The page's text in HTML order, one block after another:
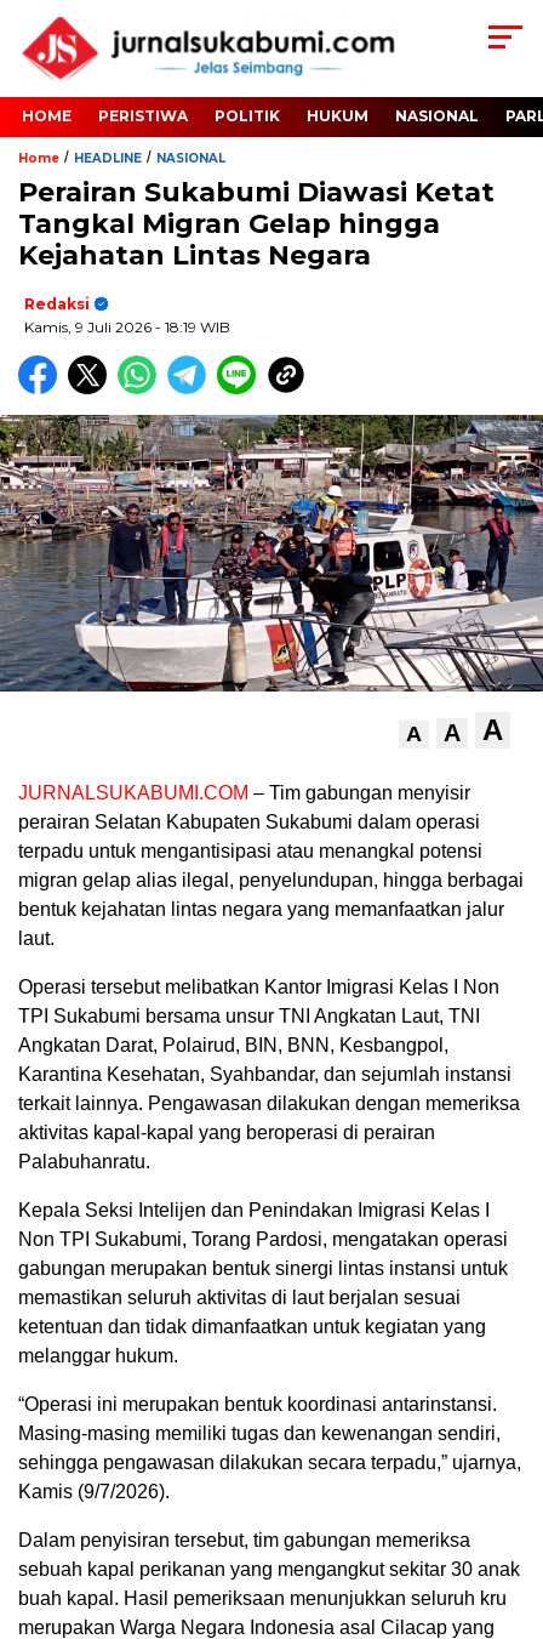
HOME PERISTIWA POLITIK HUKUM NASIONAL
Home / HEADLINE / NASIONAL
Perairan Sukabumi Diawasi Ketat
Tangkal Migran Gelap hingga
Kejahatan Lintas Negara
Redaksi
Kamis, 9 Juli 2026 - 18:19 WIB
A A A
JURNALSUKABUMI.COM – Tim gabungan menyisir
perairan Selatan Kabupaten Sukabumi dalam operasi
terpadu untuk mengantisipasi atau menangkal potensi
migran gelap alias ilegal, penyelundupan, hingga berbagai
bentuk kejahatan lintas negara yang memanfaatkan jalur
laut.
Operasi tersebut melibatkan Kantor Imigrasi Kelas I Non
TPI Sukabumi bersama unsur TNI Angkatan Laut, TNI
Angkatan Darat, Polairud, BIN, BNN, Kesbangpol,
Karantina Kesehatan, Syahbandar, dan sejumlah instansi
terkait lainnya. Pengawasan dilakukan dengan memeriksa
aktivitas kapal-kapal yang beroperasi di perairan
Palabuhanratu.
Kepala Seksi Intelijen dan Penindakan Imigrasi Kelas I
Non TPI Sukabumi, Torang Pardosi, mengatakan operasi
gabungan merupakan bentuk sinergi lintas instansi untuk
memastikan seluruh aktivitas di laut berjalan sesuai
ketentuan dan tidak dimanfaatkan untuk kegiatan yang
melanggar hukum.
“Operasi ini merupakan bentuk koordinasi antarinstansi.
Masing-masing memiliki tugas dan kewenangan sendiri,
sehingga pengawasan dilakukan secara terpadu,” ujarnya,
Kamis (9/7/2026).
Dalam penyisiran tersebut, tim gabungan memeriksa
sebuah kapal perikanan yang mengangkut sekitar 30 anak
buah kapal. Hasil pemeriksaan menunjukkan seluruh kru
merupakan Warga Negara Indonesia asal Cilacap yang